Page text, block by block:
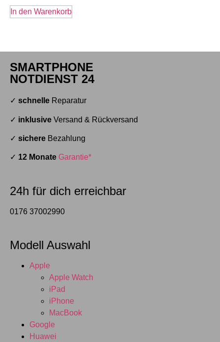
In den Warenkorb
SMARTPHONE
NOTDIENST 24
✓ schnelle Reparatur
✓ inklusive Versand & Rückversand
✓ sichere Bezahlung
✓ 12 Monate Garantie*
24h für dich erreichbar
0176 37002990
Modell Auswahl
Apple
Apple Watch
iPad
iPhone
MacBook
Google
Huawei